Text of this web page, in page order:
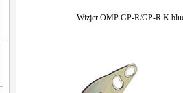
Wizjer OMP GP-R/GP-R K